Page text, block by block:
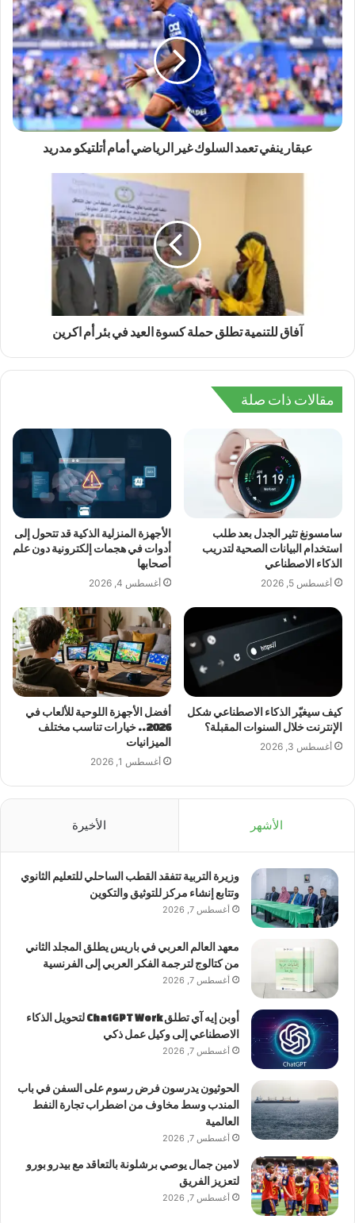
عبقار ينفي تعمد السلوك غير الرياضي أمام أتلتيكو مدريد
آفاق للتنمية تطلق حملة كسوة العيد في بئر أم اكرين
مقالات ذات صلة
سامسونغ تثير الجدل بعد طلب
استخدام البيانات الصحية لتدريب
الذكاء الاصطناعي
أغسطس 5, 2026
الأجهزة المنزلية الذكية قد تتحول إلى
أدوات في هجمات إلكترونية دون علم
أصحابها
أغسطس 4, 2026
كيف سيغيّر الذكاء الاصطناعي شكل
الإنترنت خلال السنوات المقبلة؟
أغسطس 3, 2026
أفضل الأجهزة اللوحية للألعاب في
2026.. خيارات تناسب مختلف
الميزانيات
أغسطس 1, 2026
الأشهر الأخيرة
وزيرة التربية تتفقد القطب الساحلي للتعليم الثانوي
وتتابع إنشاء مركز للتوثيق والتكوين
أغسطس 7, 2026
معهد العالم العربي في باريس يطلق المجلد الثاني
من كتالوج لترجمة الفكر العربي إلى الفرنسية
أغسطس 7, 2026
أوبن إيه آي تطلق ChatGPT Work لتحويل الذكاء
الاصطناعي إلى وكيل عمل ذكي
أغسطس 7, 2026
الحوثيون يدرسون فرض رسوم على السفن في باب
المندب وسط مخاوف من اضطراب تجارة النفط
العالمية
أغسطس 7, 2026
لامين جمال يوصي برشلونة بالتعاقد مع بيدرو بورو
لتعزيز الفريق
أغسطس 7, 2026